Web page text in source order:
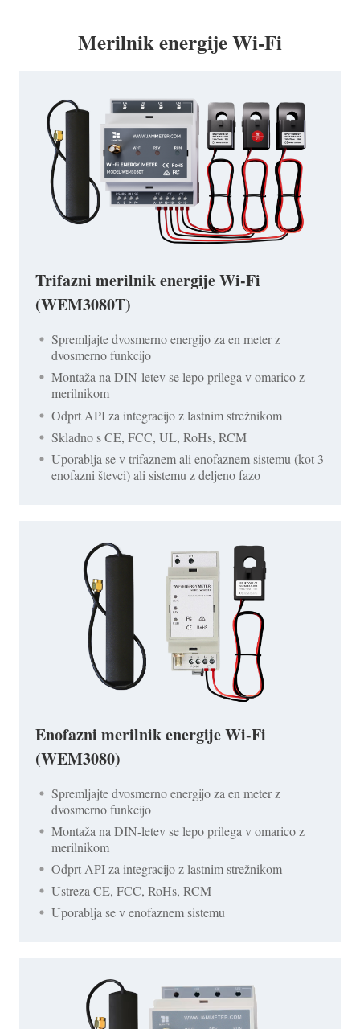
Merilnik energije Wi-Fi
Trifazni merilnik energije Wi-Fi
(WEM3080T)
Spremljajte dvosmerno energijo za en meter z
dvosmerno funkcijo
Montaža na DIN-letev se lepo prilega v omarico z
merilnikom
Odprt API za integracijo z lastnim strežnikom
Skladno s CE, FCC, UL, RoHs, RCM
Uporablja se v trifaznem ali enofaznem sistemu (kot 3
enofazni števci) ali sistemu z deljeno fazo
Enofazni merilnik energije Wi-Fi
(WEM3080)
Spremljajte dvosmerno energijo za en meter z
dvosmerno funkcijo
Montaža na DIN-letev se lepo prilega v omarico z
merilnikom
Odprt API za integracijo z lastnim strežnikom
Ustreza CE, FCC, RoHs, RCM
Uporablja se v enofaznem sistemu